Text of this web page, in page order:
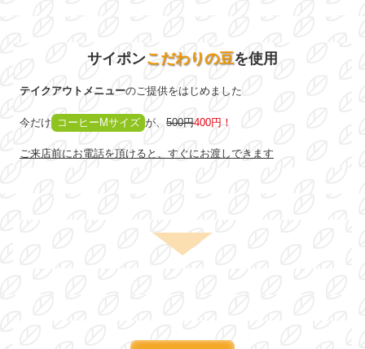
サイポンこだわりの豆を使用
テイクアウトメニューのご提供をはじめました
今だけ コーヒーMサイズ が、500円400円！
ご来店前にお電話を頂けると、すぐにお渡しできます